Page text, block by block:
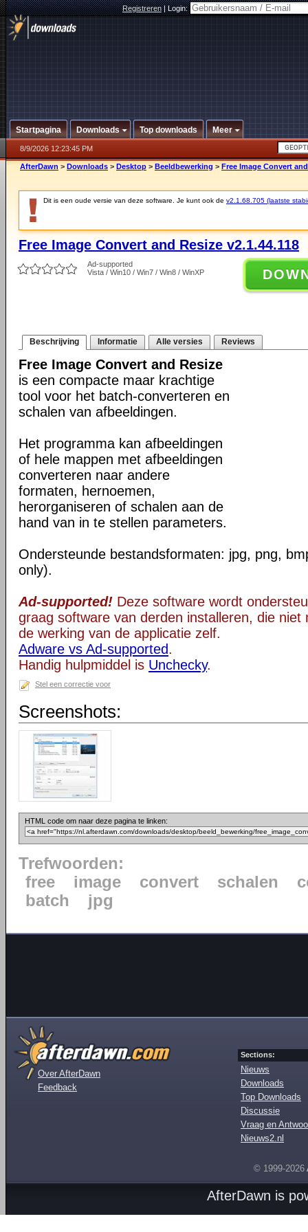
Registreren|Login:
Startpagina Downloads Top downloads Meer
8/9/2026 12:23:45 PM
AfterDawn > Downloads > Desktop > Beeldbewerking > Free Image Convert
Dit is een oude versie van deze software. Je kunt ook de v2.1.68.705 (laatste
Free Image Convert and Resize v2.1.44.118
Ad-supported
Vista / Win10 / Win7 / Win8 / WinXP
Beschrijving Informatie Alle versies Reviews
Free Image Convert and Resize
is een compacte maar krachtige
tool voor het batch-converteren en
schalen van afbeeldingen.
Het programma kan afbeeldingen
of hele mappen met afbeeldingen
converteren naar andere
formaten, hernoemen,
herorganiseren of schalen aan de
hand van in te stellen parameters.
Ondersteunde bestandsformaten: jpg, png,
only).
Ad-supported! Deze software wordt
graag software van derden installeren, die niet
de werking van de applicatie zelf.
Adware vs Ad-supported.
Handig hulpmiddel is Unchecky.
Stel een correctie voor
Screenshots:
HTML code om naar deze pagina te linken:
Trefwoorden:
free
image convert schalen
batch
jpg
Over AfterDawn
Feedback
Sections:
Nieuws
Downloads
Top Downloads
Discussie
Vraag en
Nieuws2.nl
© 1999-2026
AfterDawn is